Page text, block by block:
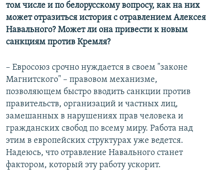
том числе и по белорусскому вопросу, как на них
может отразиться история с отравлением Алексея
Навального? Может ли она привести к новым
санкциям против Кремля?
– Евросоюз срочно нуждается в своем "законе
Магнитского" – правовом механизме,
позволяющем быстро вводить санкции против
правительств, организаций и частных лиц,
замешанных в нарушениях прав человека и
гражданских свобод по всему миру. Работа над
этим в европейских структурах уже ведется.
Надеюсь, что отравление Навального станет
фактором, который эту работу ускорит.